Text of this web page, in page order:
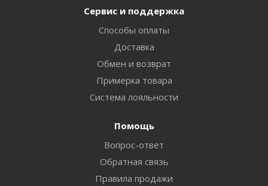
Сервис и поддержка
Способы оплаты
Доставка
Обмен и возврат
Примерка товара
Система лояльности
Помощь
Вопрос-ответ
Обратная связь
Правила продажи